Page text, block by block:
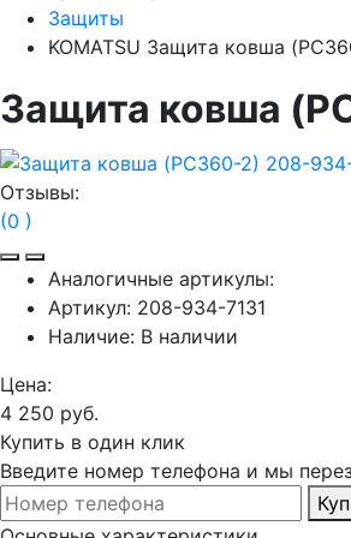
Защиты
KOMATSU Защита ковша
Защита ковша
Отзывы:
(0 )
Аналогичные артикулы:
Артикул: 208-934-7131
Наличие: В наличии
Цена:
4 250 руб.
Купить в один клик
Введите номер телефона и мы